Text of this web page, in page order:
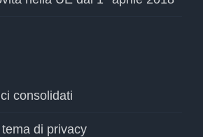
consolidati
di privacy